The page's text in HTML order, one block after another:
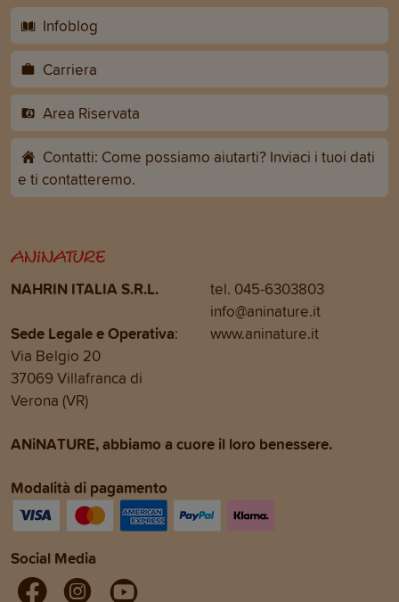
Infoblog
Carriera
Area Riservata
Contatti: Come possiamo aiutarti? Inviaci i tuoi dati
e ti contatteremo.
NAHRIN ITALIA S.R.L.
Sede Legale e Operativa:
Via Belgio 20
37069 Villafranca di
Verona (VR)
tel. 045-6303803
info@aninature.it
www.aninature.it
ANiNATURE, abbiamo a cuore il loro benessere.
Modalità di pagamento
Social Media